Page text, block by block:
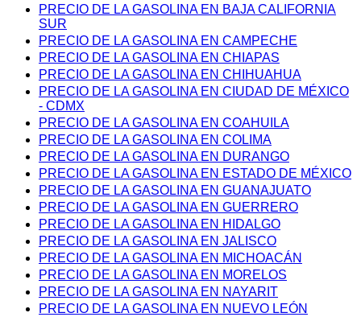
PRECIO DE LA GASOLINA EN BAJA CALIFORNIA
SUR
PRECIO DE LA GASOLINA EN CAMPECHE
PRECIO DE LA GASOLINA EN CHIAPAS
PRECIO DE LA GASOLINA EN CHIHUAHUA
PRECIO DE LA GASOLINA EN CIUDAD DE MÉXICO
- CDMX
PRECIO DE LA GASOLINA EN COAHUILA
PRECIO DE LA GASOLINA EN COLIMA
PRECIO DE LA GASOLINA EN DURANGO
PRECIO DE LA GASOLINA EN ESTADO DE MÉXICO
PRECIO DE LA GASOLINA EN GUANAJUATO
PRECIO DE LA GASOLINA EN GUERRERO
PRECIO DE LA GASOLINA EN HIDALGO
PRECIO DE LA GASOLINA EN JALISCO
PRECIO DE LA GASOLINA EN MICHOACÁN
PRECIO DE LA GASOLINA EN MORELOS
PRECIO DE LA GASOLINA EN NAYARIT
PRECIO DE LA GASOLINA EN NUEVO LEÓN